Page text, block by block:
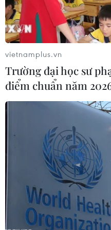
#50 năm thống nhất đất nước
#Lễ kỷ niệm 50 năm Ngày
Theo dõi VietnamPlus
50 NĂM
VietnamPlus lần thứ
nhận giải thưởng
vietnamplus.vn
Trường đại học sư
điểm chuẩn năm